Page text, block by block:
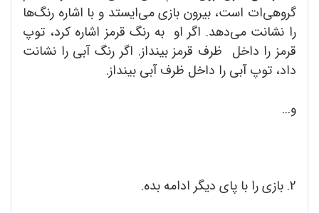
گروهی‌ات است، بیرون بازی می‌ایستد و با اشاره رنگ‌ها
را نشانت می‌دهد. اگر او به رنگ قرمز اشاره کرد، توپ
قرمز را داخل ظرف قرمز بینداز. اگر رنگ آبی را نشانت
داد، توپ آبی را داخل ظرف آبی بینداز.
و...
2. بازی را با پای دیگر ادامه بده.